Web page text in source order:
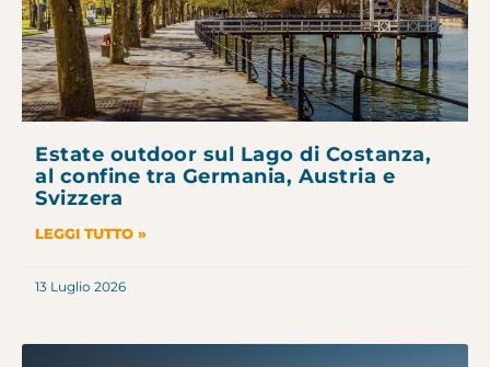
Estate outdoor sul Lago di Costanza,
al confine tra Germania, Austria e
Svizzera
LEGGI TUTTO »
13 Luglio 2026